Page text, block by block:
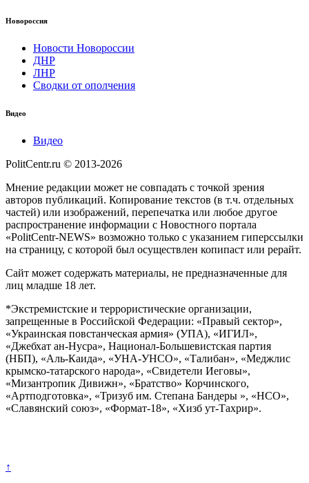
Новороссия
Новости Новороссии
ДНР
ЛНР
Сводки от ополчения
Видео
Видео
PolitCentr.ru © 2013-2026
Мнение редакции может не совпадать с точкой зрения
авторов публикаций. Копирование текстов (в т.ч. отдельных
частей) или изображений, перепечатка или любое другое
распространение информации с Новостного портала
«PolitCentr-NEWS» возможно только с указанием гиперссылки
на страницу, с которой был осуществлен копипаст или рерайт.
Сайт может содержать материалы, не предназначенные для
лиц младше 18 лет.
*Экстремистские и террористические организации,
запрещенные в Российской Федерации: «Правый сектор»,
«Украинская повстанческая армия» (УПА), «ИГИЛ»,
«Джебхат ан-Нусра», Национал-Большевистская партия
(НБП), «Аль-Каида», «УНА-УНСО», «Талибан», «Меджлис
крымско-татарского народа», «Свидетели Иеговы»,
«Мизантропик Дивижн», «Братство» Корчинского,
«Артподготовка», «Тризуб им. Степана Бандеры », «НСО»,
«Славянский союз», «Формат-18», «Хизб ут-Тахрир».
↑